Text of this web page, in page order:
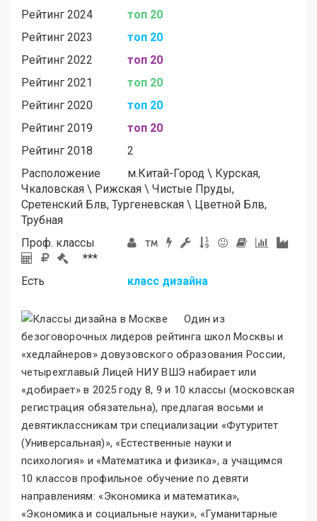
Рейтинг 2024
топ 20
Рейтинг 2023
топ 20
Рейтинг 2022
топ 20
Рейтинг 2021
топ 20
Рейтинг 2020
топ 20
Рейтинг 2019
топ 20
Рейтинг 2018
2
Расположение
м.Китай-Город \ Курская,
Чкаловская \ Рижская \ Чистые Пруды,
Сретенский Блв, Тургеневская \ Цветной Блв,
Трубная
Проф. классы
***
Есть
класс дизайна
Один из
безоговорочных лидеров рейтинга школ Москвы и
«хедлайнеров»довузовского образования России,
четырехглавый Лицей НИУ ВШЭ набирает или
«добирает» в 2025 году 8, 9 и 10 классы (московская
регистрация обязательна), предлагая восьми и
девятиклассникам три специализации «Футуритет
(Универсальная)», «Естественные науки и
психология» и «Математика и физика», а учащимся
10 классов профильное обучение по девяти
направлениям: «Экономика и математика»,
«Экономика и социальные науки», «Гуманитарные